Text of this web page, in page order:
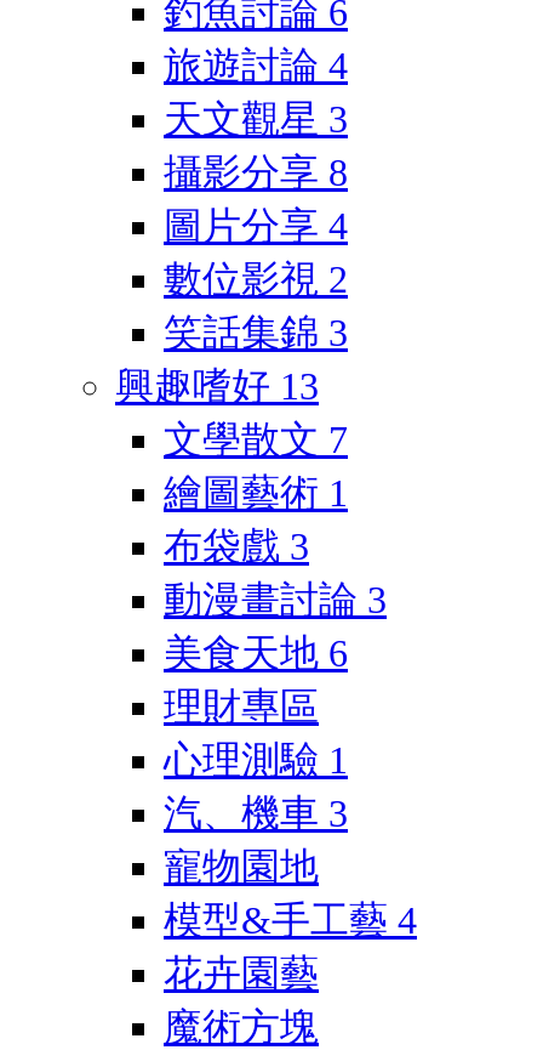
釣魚討論 6
旅遊討論 4
天文觀星 3
攝影分享 8
圖片分享 4
數位影視 2
笑話集錦 3
興趣嗜好 13
文學散文 7
繪圖藝術 1
布袋戲 3
動漫畫討論 3
美食天地 6
理財專區
心理測驗 1
汽、機車 3
寵物園地
模型&手工藝 4
花卉園藝
魔術方塊